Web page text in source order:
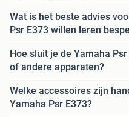
Wat is het beste advies
Psr E373 willen leren
Hoe sluit je de Yamaha
of andere apparaten?
Welke accessoires zijn
Yamaha Psr E373?